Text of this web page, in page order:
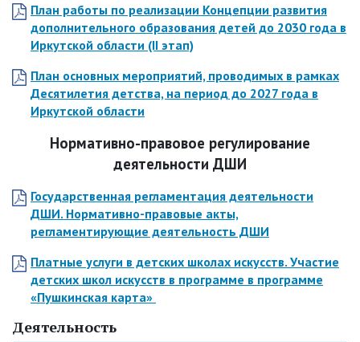
Деятельность
План работы по реализации Концепции развития
дополнительного образования детей до 2030 года в
Иркутской области (II этап)
План основных мероприятий, проводимых в рамках
Десятилетия детства, на период до 2027 года в
Иркутской области
Нормативно-правовое регулирование
деятельности ДШИ
Государственная регламентация деятельности
ДШИ. Нормативно-правовые акты,
регламентирующие деятельность ДШИ
Платные услуги в детских школах искусств. Участие
детских школ искусств в программе в программе
«Пушкинская карта»